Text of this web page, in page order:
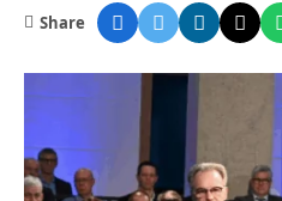
Share